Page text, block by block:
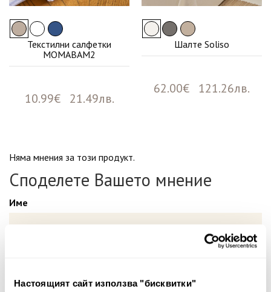
Настоящият сайт използва "бисквитки"
Текстилни салфетки
MOMABAM2
10.99€ 21.49лв.
Шалте Soliso
62.00€ 121.26лв.
Няма мнения за този продукт.
Споделете Вашето мнение
Име